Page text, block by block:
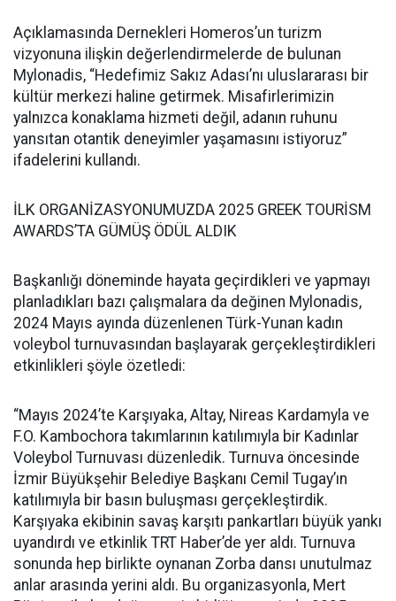
Açıklamasında Dernekleri Homeros’un turizm
vizyonuna ilişkin değerlendirmelerde de bulunan
Mylonadis, “Hedefimiz Sakız Adası’nı uluslararası bir
kültür merkezi haline getirmek. Misafirlerimizin
yalnızca konaklama hizmeti değil, adanın ruhunu
yansıtan otantik deneyimler yaşamasını istiyoruz”
ifadelerini kullandı.
İLK ORGANİZASYONUMUZDA 2025 GREEK TOURİSM
AWARDS’TA GÜMÜŞ ÖDÜL ALDIK
Başkanlığı döneminde hayata geçirdikleri ve yapmayı
planladıkları bazı çalışmalara da değinen Mylonadis,
2024 Mayıs ayında düzenlenen Türk-Yunan kadın
voleybol turnuvasından başlayarak gerçekleştirdikleri
etkinlikleri şöyle özetledi:
“Mayıs 2024’te Karşıyaka, Altay, Nireas Kardamyla ve
F.O. Kambochora takımlarının katılımıyla bir Kadınlar
Voleybol Turnuvası düzenledik. Turnuva öncesinde
İzmir Büyükşehir Belediye Başkanı Cemil Tugay’ın
katılımıyla bir basın buluşması gerçekleştirdik.
Karşıyaka ekibinin savaş karşıtı pankartları büyük yankı
uyandırdı ve etkinlik TRT Haber’de yer aldı. Turnuva
sonunda hep birlikte oynanan Zorba dansı unutulmaz
anlar arasında yerini aldı. Bu organizasyonla, Mert